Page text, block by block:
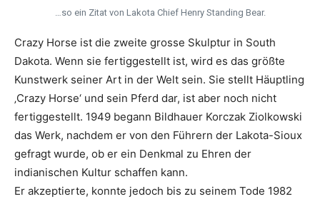
…so ein Zitat von Lakota Chief Henry Standing Bear.
Crazy Horse ist die zweite grosse Skulptur in South
Dakota. Wenn sie fertiggestellt ist, wird es das größte
Kunstwerk seiner Art in der Welt sein. Sie stellt Häuptling
‚Crazy Horse‘ und sein Pferd dar, ist aber noch nicht
fertiggestellt. 1949 begann Bildhauer Korczak Ziolkowski
das Werk, nachdem er von den Führern der Lakota-Sioux
gefragt wurde, ob er ein Denkmal zu Ehren der
indianischen Kultur schaffen kann.
Er akzeptierte, konnte jedoch bis zu seinem Tode 1982